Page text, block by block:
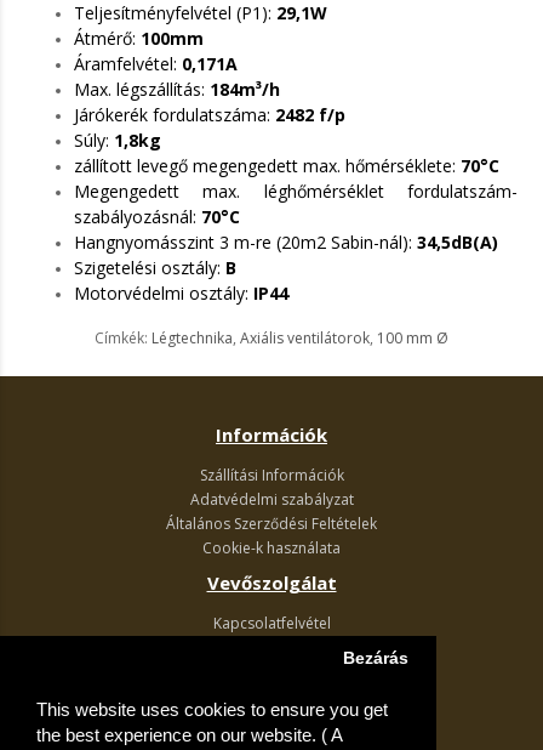
This website uses cookies to ensure you get
the best experience on our website. ( A
Bezárás
Teljesítményfelvétel (P1): 29,1W
Átmérő: 100mm
Áramfelvétel: 0,171A
Max. légszállítás: 184m³/h
Járókerék fordulatszáma: 2482 f/p
Súly: 1,8kg
zállított levegő megengedett max. hőmérséklete: 70°C
Megengedett max. léghőmérséklet fordulatszám-
szabályozásnál: 70°C
Hangnyomásszint 3 m-re (20m2 Sabin-nál): 34,5dB(A)
Szigetelési osztály: B
Motorvédelmi osztály: IP44
Címkék: Légtechnika, Axiális ventilátorok, 100 mm Ø
Információk
Szállítási Információk
Adatvédelmi szabályzat
Általános Szerződési Feltételek
Cookie-k használata
Vevőszolgálat
Kapcsolatfelvétel
Akciós ajánlatok